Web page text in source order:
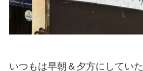
いつもは早朝＆夕方にしてい